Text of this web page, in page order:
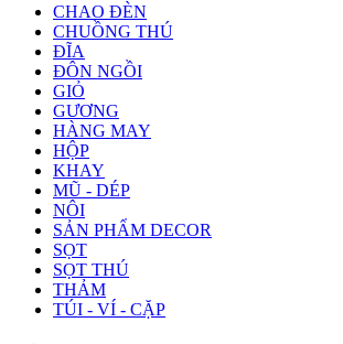
CHAO ĐÈN
CHUỒNG THÚ
ĐĨA
ĐÔN NGỒI
GIỎ
GƯƠNG
HÀNG MAY
HỘP
KHAY
MŨ - DÉP
NÔI
SẢN PHẨM DECOR
SỌT
SỌT THÚ
THẢM
TÚI - VÍ - CẶP